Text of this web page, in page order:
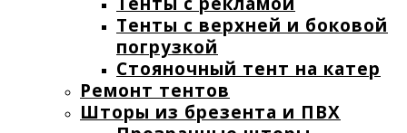
Тенты с верхней и боковой
погрузкой
Стояночный тент на катер
Ремонт тентов
Шторы из брезента и ПВХ